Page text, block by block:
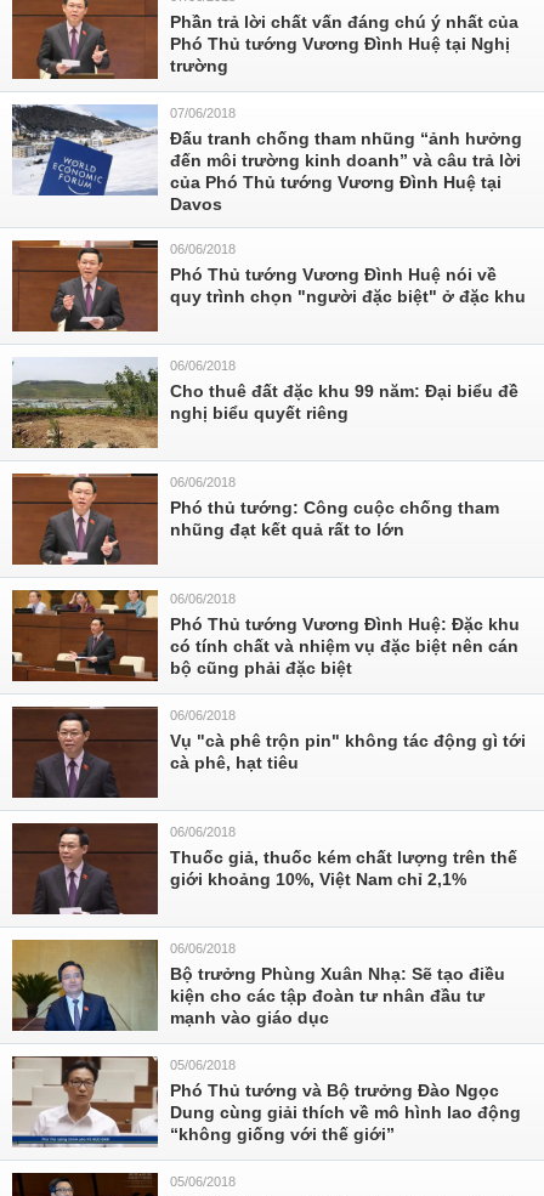
Phần trả lời chất vấn đáng chú ý nhất của
Phó Thủ tướng Vương Đình Huệ tại Nghị
trường
07/06/2018
Đấu tranh chống tham nhũng “ảnh hưởng
đến môi trường kinh doanh” và câu trả lời
của Phó Thủ tướng Vương Đình Huệ tại
Davos
06/06/2018
Phó Thủ tướng Vương Đình Huệ nói về
quy trình chọn "người đặc biệt" ở đặc khu
06/06/2018
Cho thuê đất đặc khu 99 năm: Đại biểu đề
nghị biểu quyết riêng
06/06/2018
Phó thủ tướng: Công cuộc chống tham
nhũng đạt kết quả rất to lớn
06/06/2018
Phó Thủ tướng Vương Đình Huệ: Đặc khu
có tính chất và nhiệm vụ đặc biệt nên cán
bộ cũng phải đặc biệt
06/06/2018
Vụ "cà phê trộn pin" không tác động gì tới
cà phê, hạt tiêu
06/06/2018
Thuốc giả, thuốc kém chất lượng trên thế
giới khoảng 10%, Việt Nam chỉ 2,1%
06/06/2018
Bộ trưởng Phùng Xuân Nhạ: Sẽ tạo điều
kiện cho các tập đoàn tư nhân đầu tư
mạnh vào giáo dục
05/06/2018
Phó Thủ tướng và Bộ trưởng Đào Ngọc
Dung cùng giải thích về mô hình lao động
“không giống với thế giới”
05/06/2018